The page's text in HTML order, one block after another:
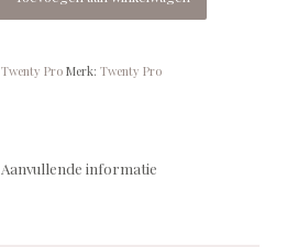
Twenty Pro Merk: Twenty Pro
Aanvullende informatie